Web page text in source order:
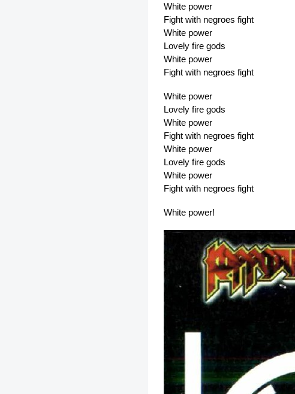
White power
Fight with negroes fight
White power
Lovely fire gods
White power
Fight with negroes fight
White power
Lovely fire gods
White power
Fight with negroes fight
White power
Lovely fire gods
White power
Fight with negroes fight
White power!